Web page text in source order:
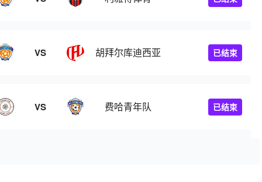
VS 胡拜尔库迪西亚 已结束
VS 费哈青年队 已结束